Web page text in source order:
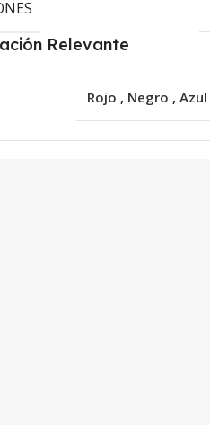
Relevante
Rojo , Negro ,Azul